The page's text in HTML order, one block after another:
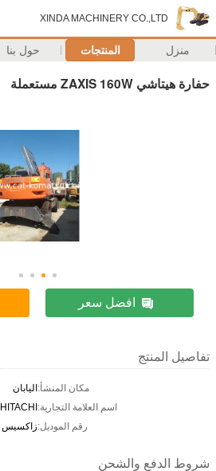
XINDA MACHINERY CO.,LTD
منزل المنتجات حول بنا
حفارة هيتاشي ZAXIS 160W مستعملة
افضل سعر
تفاصيل المنتج
مكان المنشأ:اليابان
اسم العلامة التجارية:HITACHI
رقم الموديل:زاكسيس 160 واط
شروط الدفع والشحن